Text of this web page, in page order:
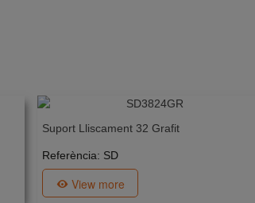
Suport Lliscament 32 Grafit
Referència: SD
View more